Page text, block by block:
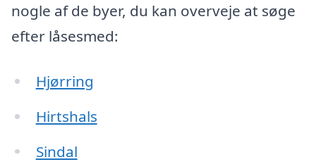
nogle af de byer, du kan overveje at søge
efter låsesmed:
Hjørring
Hirtshals
Sindal